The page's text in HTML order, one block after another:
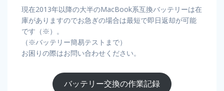
現在2013年以降の大半のMacBook系互換バッテリーは在
庫がありますのでお急ぎの場合は最短で即日返却が可能
です（※）。
（※バッテリー簡易テストまで）
お困りの際はお問い合わせください。
バッテリー交換の作業記録